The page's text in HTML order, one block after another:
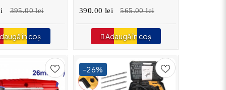
6Ah,
395.00 lei
în coș
390.00 lei 565.00 lei
Adaugă în coș
-26%